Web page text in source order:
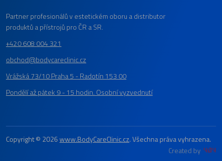
Partner profesionálů v estetickém oboru a distributor
produktů a přístrojů pro ČR a SR.
+420 608 004 321
obchod@bodycareclinic.cz
Vrážská 73/10 Praha 5 - Radotín 153 00
Pondělí až pátek 9 - 15 hodin. Osobní vyzvednutí
Copyright © 2026www.BodyCareClinic.cz. Všechna práva vyhrazena.
Created by